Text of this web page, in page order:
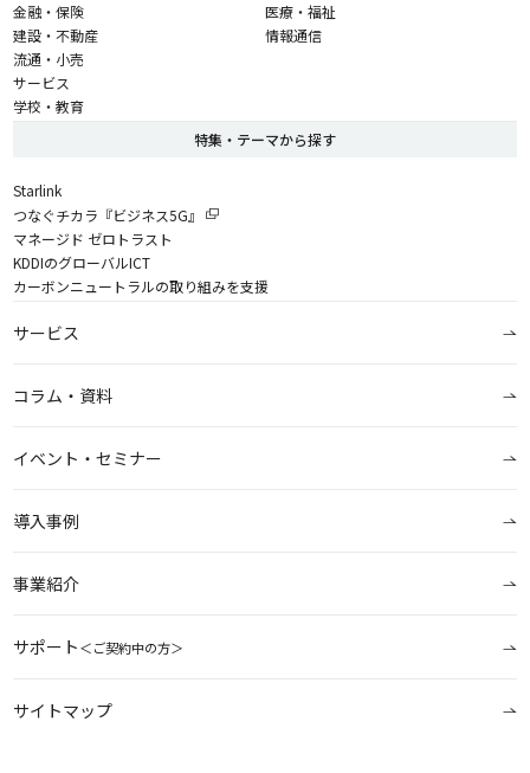
金融・保険
建設・不動産
流通・小売
サービス
学校・教育
医療・福祉
情報通信
特集・テーマから探す
Starlink
つなぐチカラ『ビジネス5G』
マネージド ゼロトラスト
KDDIのグローバルICT
カーボンニュートラルの取り組みを支援
サービス
コラム・資料
イベント・セミナー
導入事例
事業紹介
サポート＜ご契約中の方＞
サイトマップ